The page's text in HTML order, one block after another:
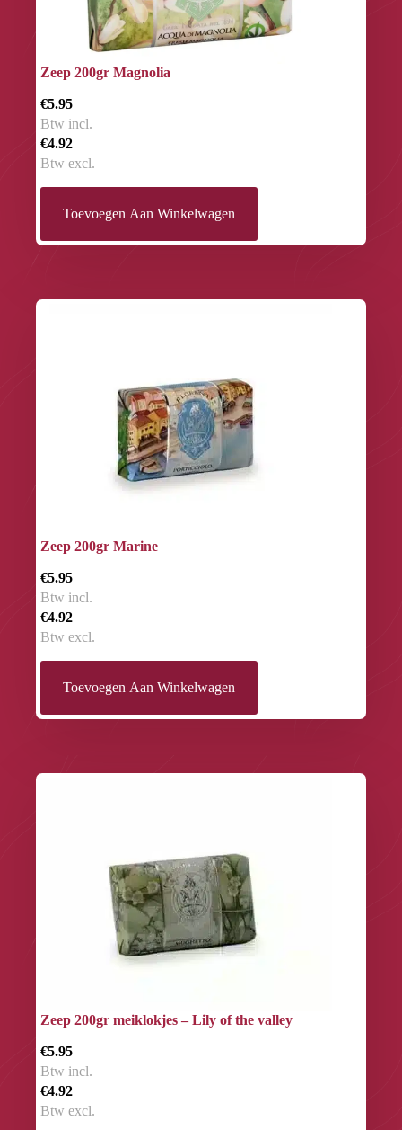
Zeep 200gr Magnolia
€5.95
Btw incl.
€4.92
Btw excl.
Toevoegen Aan Winkelwagen
Zeep 200gr Marine
€5.95
Btw incl.
€4.92
Btw excl.
Toevoegen Aan Winkelwagen
Zeep 200gr meiklokjes – Lily of the valley
€5.95
Btw incl.
€4.92
Btw excl.